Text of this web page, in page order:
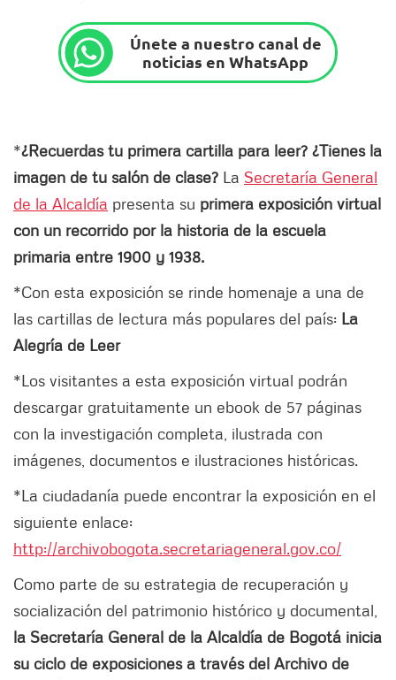
Únete a nuestro canal de
noticias en WhatsApp
*¿Recuerdas tu primera cartilla para leer? ¿Tienes la
imagen de tu salón de clase? La Secretaría General
de la Alcaldía presenta su primera exposición virtual
con un recorrido por la historia de la escuela
primaria entre 1900 y 1938.
*Con esta exposición se rinde homenaje a una de
las cartillas de lectura más populares del país: La
Alegría de Leer
*Los visitantes a esta exposición virtual podrán
descargar gratuitamente un ebook de 57 páginas
con la investigación completa, ilustrada con
imágenes, documentos e ilustraciones históricas.
*La ciudadanía puede encontrar la exposición en el
siguiente enlace:
http://archivobogota.secretariageneral.gov.co/
Como parte de su estrategia de recuperación y
socialización del patrimonio histórico y documental,
la Secretaría General de la Alcaldía de Bogotá inicia
su ciclo de exposiciones a través del Archivo de